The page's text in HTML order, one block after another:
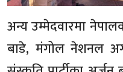
अन्य उम्मेदवारमा
बाडे, मंगोल नेशनल